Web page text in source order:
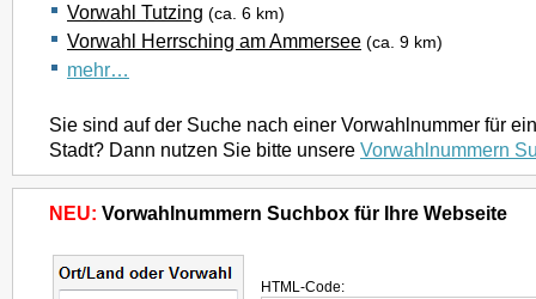
Vorwahl Tutzing (ca. 6 km)
Vorwahl Herrsching am Ammersee (ca. 9 km)
mehr…
Sie sind auf der Suche nach einer Vorwahlnummer für
Stadt? Dann nutzen Sie bitte unsere Vorwahlnummern
NEU: Vorwahlnummern Suchbox für Ihre Webseite
HTML-Code: